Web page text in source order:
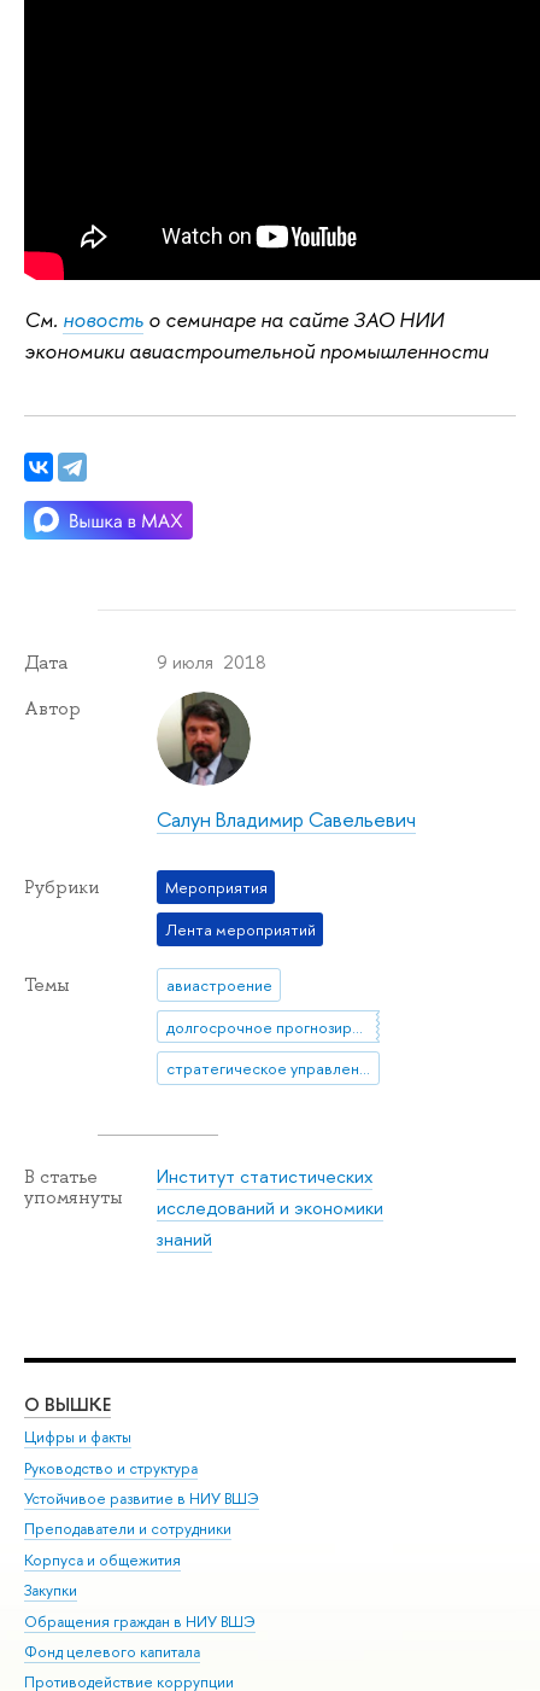
См. новость о семинаре на сайте ЗАО НИИ
экономики авиастроительной промышленности
Дата 9 июля 2018
Автор
Салун Владимир Савельевич
Рубрики
Мероприятия
Лента мероприятий
Темы
авиастроение
стратегическое управление
В статье
упомянуты
Институт статистических
исследований и экономики
знаний
О ВЫШКЕ
Цифры и факты
Руководство и структура
Устойчивое развитие в НИУ ВШЭ
Преподаватели и сотрудники
Корпуса и общежития
Закупки
Обращения граждан в НИУ ВШЭ
Фонд целевого капитала
Противодействие коррупции